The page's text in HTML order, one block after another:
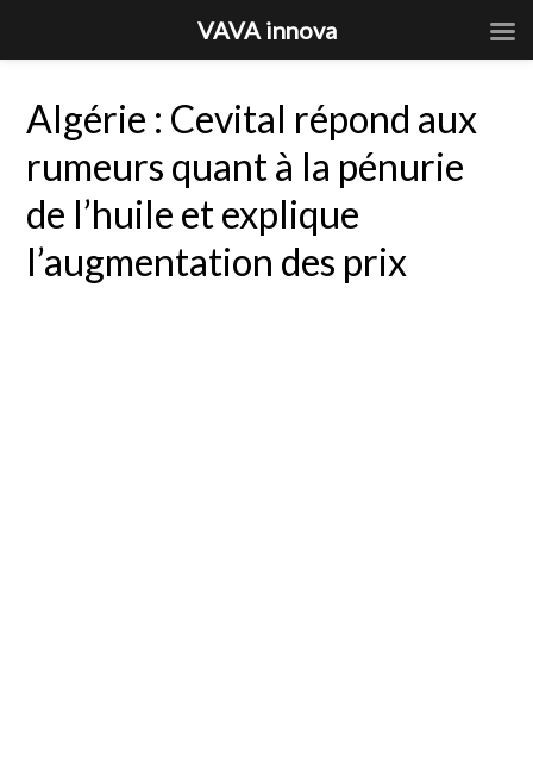
Algérie : Cevital répond aux
rumeurs quant à la pénurie
de l’huile et explique
l’augmentation des prix
VAVA innova